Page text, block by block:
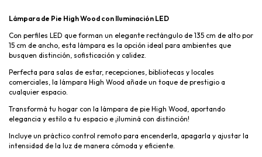
Lámpara de Pie High Wood con Iluminación LED
Con perfiles LED que forman un elegante rectángulo de 135 cm de alto por
15 cm de ancho, esta lámpara es la opción ideal para ambientes que
busquen distinción, sofisticación y calidez.
Perfecta para salas de estar, recepciones, bibliotecas y locales
comerciales, la lámpara High Wood añade un toque de prestigio a
cualquier espacio.
Transformá tu hogar con la lámpara de pie High Wood, aportando
elegancia y estilo a tu espacio e ¡iluminá con distinción!
Incluye un práctico control remoto para encenderla, apagarla y ajustar la
intensidad de la luz de manera cómoda y eficiente.